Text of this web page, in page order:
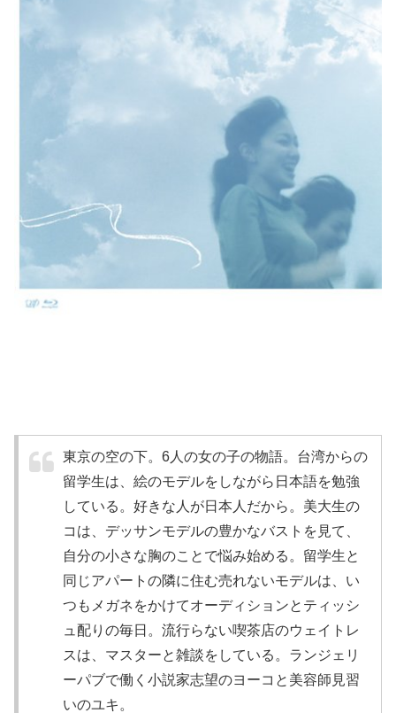
東京の空の下。6人の女の子の物語。台湾からの
留学生は、絵のモデルをしながら日本語を勉強
している。好きな人が日本人だから。美大生の
コは、デッサンモデルの豊かなバストを見て、
自分の小さな胸のことで悩み始める。留学生と
同じアパートの隣に住む売れないモデルは、い
つもメガネをかけてオーディションとティッシ
ュ配りの毎日。流行らない喫茶店のウェイトレ
スは、マスターと雑談をしている。ランジェリ
ーパブで働く小説家志望のヨーコと美容師見習
いのユキ。